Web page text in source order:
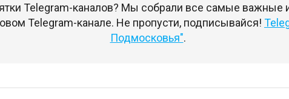
Telegram-каналов? Мы собрали все самые важные
Telegram-канале. Не пропусти, подписывайся!
Подмосковья".